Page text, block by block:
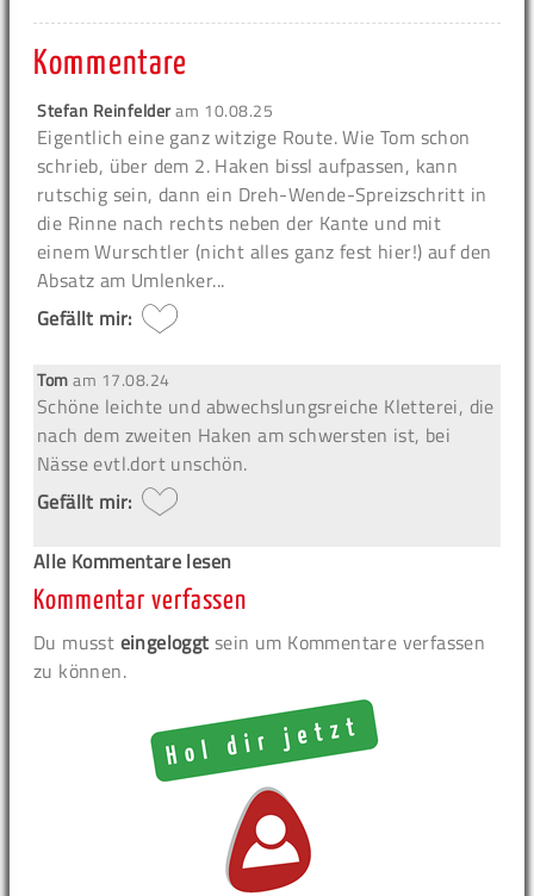
Kommentare
Stefan Reinfelderam 10.08.25
Eigentlich eine ganz witzige Route. Wie Tom schon
schrieb, über dem 2. Haken bissl aufpassen, kann
rutschig sein, dann ein Dreh-Wende-Spreizschritt in
die Rinne nach rechts neben der Kante und mit
einem Wurschtler (nicht alles ganz fest hier!) auf den
Absatz am Umlenker...
Gefällt mir:
Tomam 17.08.24
Schöne leichte und abwechslungsreiche Kletterei, die
nach dem zweiten Haken am schwersten ist, bei
Nässe evtl.dort unschön.
Gefällt mir:
Alle Kommentare lesen
Kommentar verfassen
Du musst eingeloggt sein um Kommentare verfassen
zu können.